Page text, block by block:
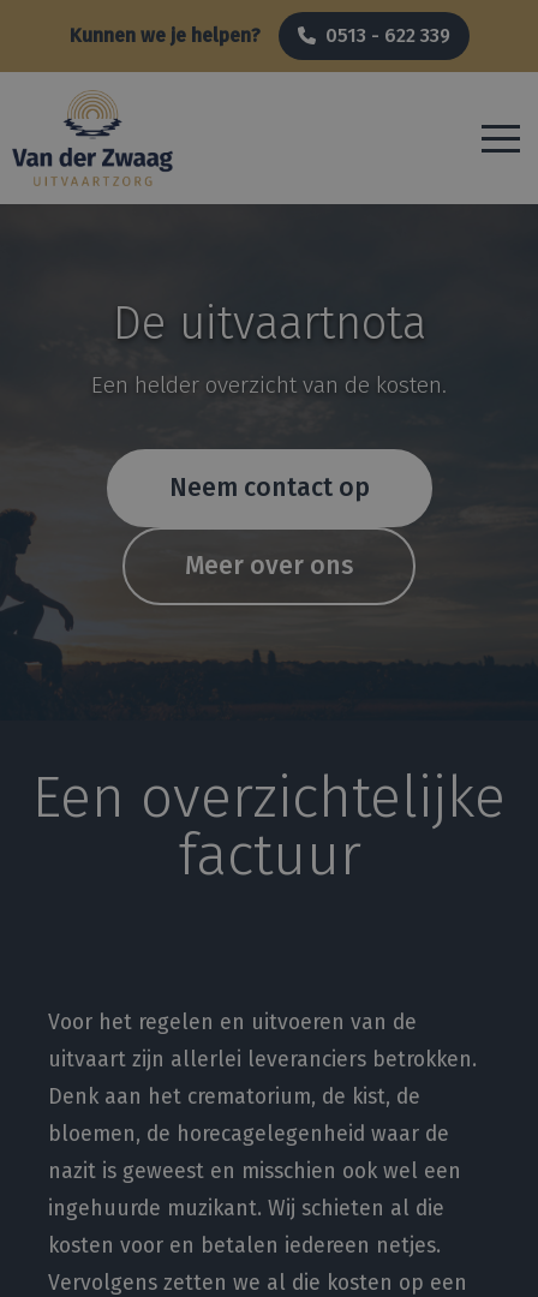
Kunnen we je helpen? 0513 - 622 339
De uitvaartnota
Een helder overzicht van de kosten.
Neem contact op
Meer over ons
Een overzichtelijke
factuur
Voor het regelen en uitvoeren van de
uitvaart zijn allerlei leveranciers betrokken.
Denk aan het crematorium, de kist, de
bloemen, de horecagelegenheid waar de
nazit is geweest en misschien ook wel een
ingehuurde muzikant. Wij schieten al die
kosten voor en betalen iedereen netjes.
Vervolgens zetten we al die kosten op een